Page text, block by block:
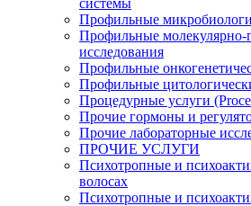
системы
Профильные
Профильные молекулярно-
исследования
Профильные
Профильные
Процедурные услуги
Прочие гормоны и
Прочие лабораторные
ПРОЧИЕ УСЛУГИ
Психотропные и
волосах
Психотропные и